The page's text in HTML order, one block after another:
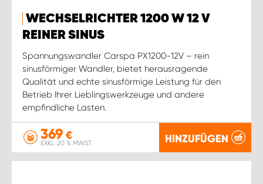
WECHSELRICHTER 1200 W 12 V
REINER SINUS
Spannungswandler Carspa PX1200-12V – rein
sinusförmiger Wandler, bietet herausragende
Qualität und echte sinusförmige Leistung für den
Betrieb Ihrer Lieblingswerkzeuge und andere
empfindliche Lasten.
369 €
EXKL. 20 % MWST. HINZUFÜGEN